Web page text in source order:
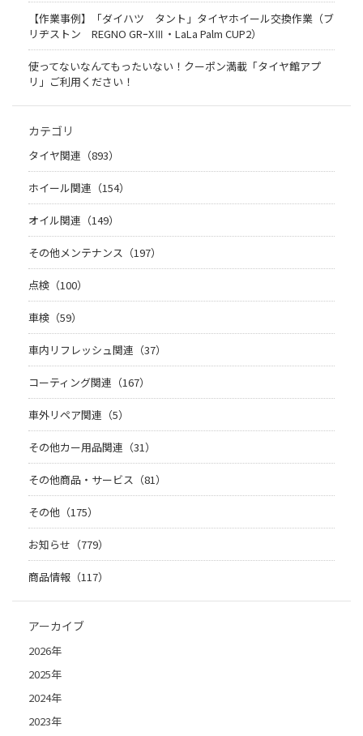
【作業事例】「ダイハツ タント」タイヤホイール交換作業（ブ
リヂストン REGNO GRｰXⅢ・LaLa Palm CUP2）
使ってないなんてもったいない！クーポン満載「タイヤ館アプ
リ」ご利用ください！
カテゴリ
タイヤ関連（893）
ホイール関連（154）
オイル関連（149）
その他メンテナンス（197）
点検（100）
車検（59）
車内リフレッシュ関連（37）
コーティング関連（167）
車外リペア関連（5）
その他カー用品関連（31）
その他商品・サービス（81）
その他（175）
お知らせ（779）
商品情報（117）
アーカイブ
2026年
2025年
2024年
2023年